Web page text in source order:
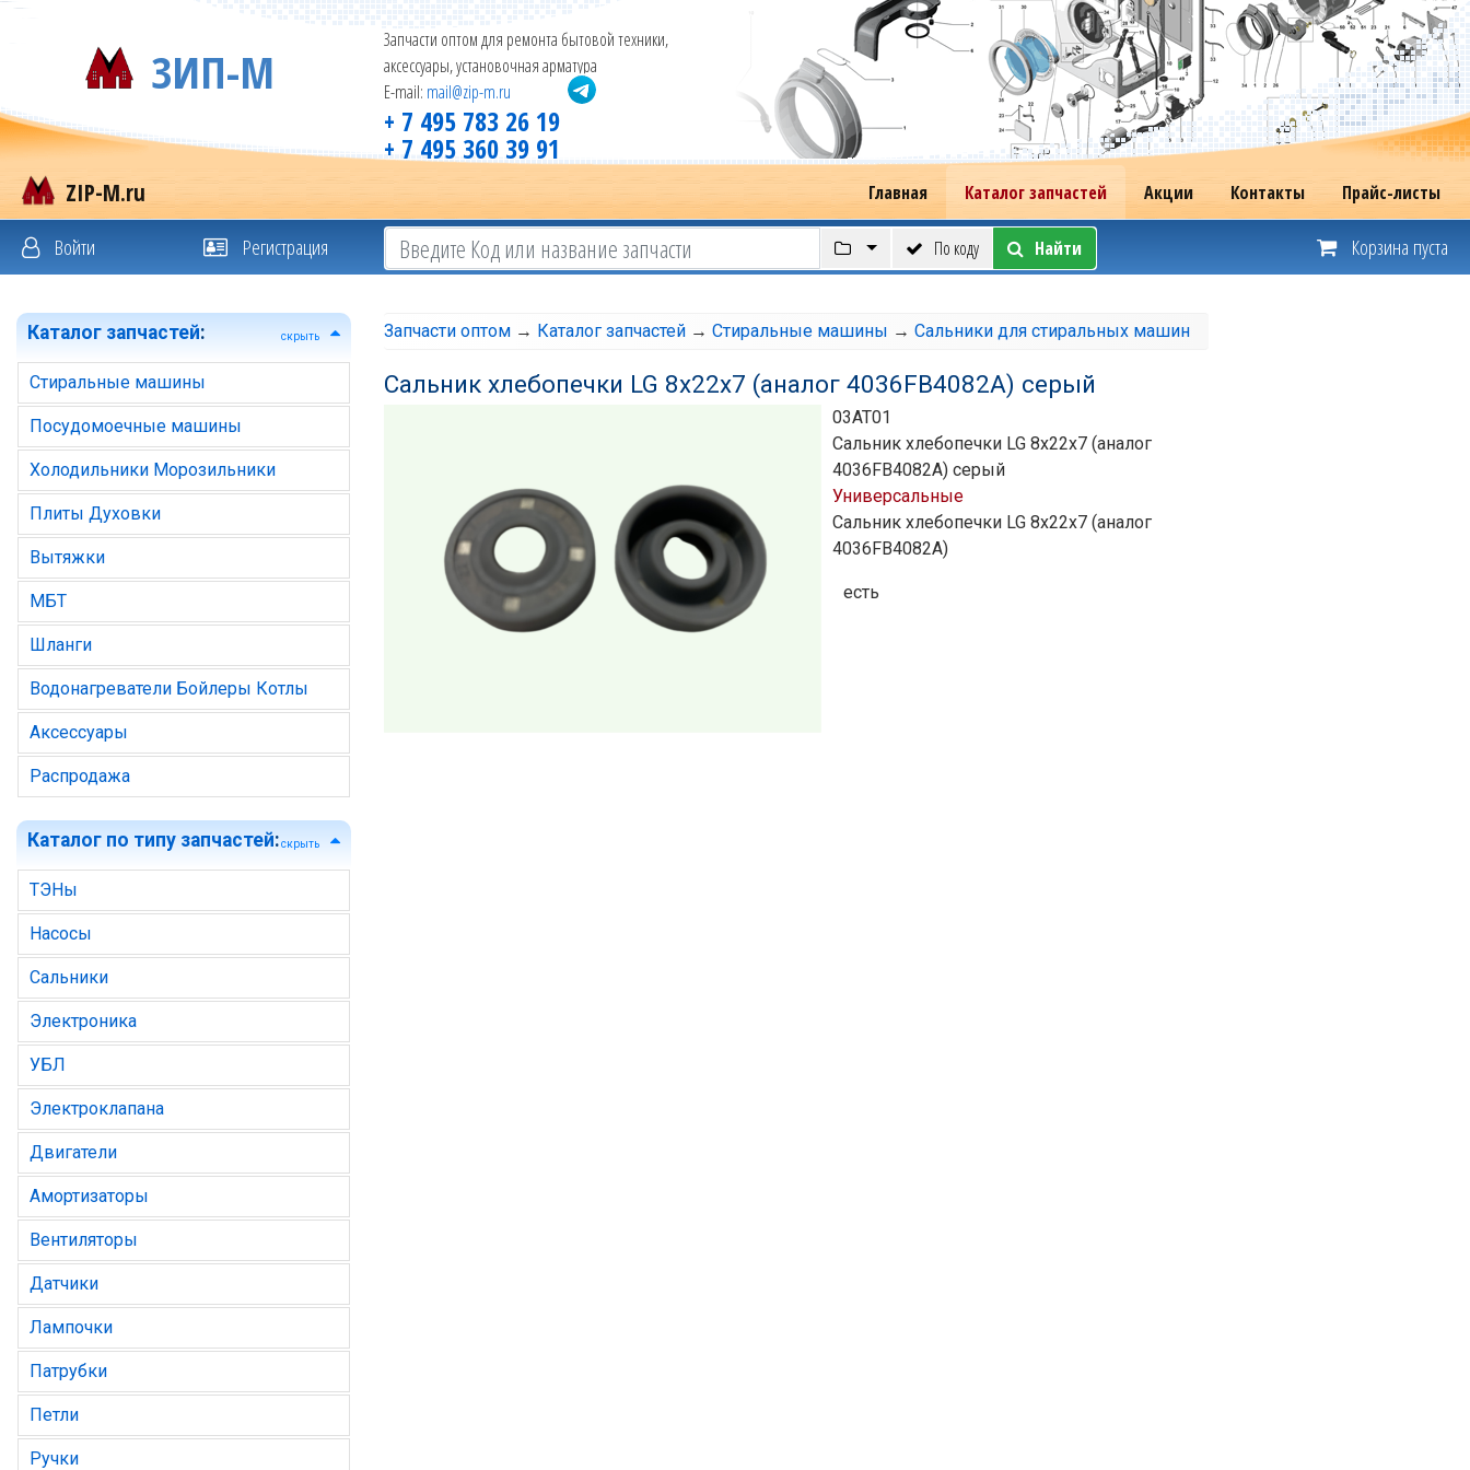
ЗИП-М
Запчасти оптом для ремонта бытовой техники,
аксессуары, установочная арматура
E-mail: mail@zip-m.ru
+ 7 495 783 26 19
+ 7 495 360 39 91
ZIP-M.ru Главная Каталог запчастей Акции Контакты Прайс-листы
Войти Регистрация По коду Найти Корзина пуста
Каталог запчастей: скрыть
Стиральные машины
Посудомоечные машины
Холодильники Морозильники
Плиты Духовки
Вытяжки
МБТ
Шланги
Водонагреватели Бойлеры Котлы
Аксессуары
Распродажа
Каталог по типу запчастей:скрыть
ТЭНы
Насосы
Сальники
Электроника
УБЛ
Электроклапана
Двигатели
Амортизаторы
Вентиляторы
Датчики
Лампочки
Патрубки
Петли
Ручки
Запчасти оптом → Каталог запчастей → Стиральные машины → Сальники для стиральных машин
Сальник хлебопечки LG 8х22х7 (аналог 4036FB4082A) серый
03AT01
Сальник хлебопечки LG 8х22х7 (аналог
4036FB4082A) серый
Универсальные
Сальник хлебопечки LG 8х22х7 (аналог
4036FB4082A)
есть